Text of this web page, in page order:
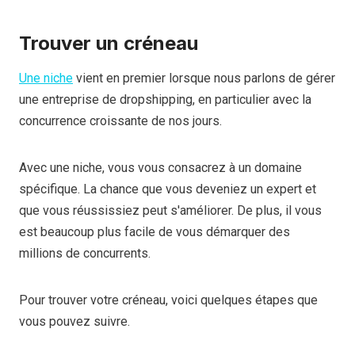
Trouver un créneau
Une niche vient en premier lorsque nous parlons de gérer
une entreprise de dropshipping, en particulier avec la
concurrence croissante de nos jours.
Avec une niche, vous vous consacrez à un domaine
spécifique. La chance que vous deveniez un expert et
que vous réussissiez peut s'améliorer. De plus, il vous
est beaucoup plus facile de vous démarquer des
millions de concurrents.
Pour trouver votre créneau, voici quelques étapes que
vous pouvez suivre.